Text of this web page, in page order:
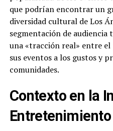
que podrían encontrar un
diversidad cultural de Los
segmentación de
una «tracción real» entre
sus eventos a los gustos y
comunidades.
Contexto en la